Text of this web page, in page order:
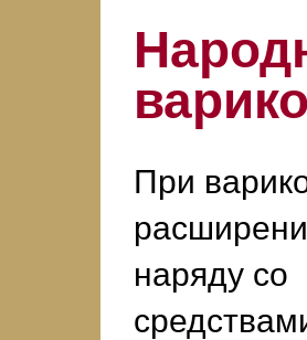
При
наряду со